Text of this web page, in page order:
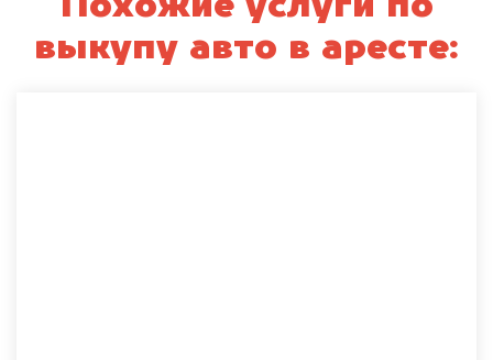
Похожие услуги по
выкупу авто в аресте: